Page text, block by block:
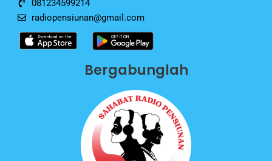
081234599214
radiopensiunan@gmail.com
Bergabunglah